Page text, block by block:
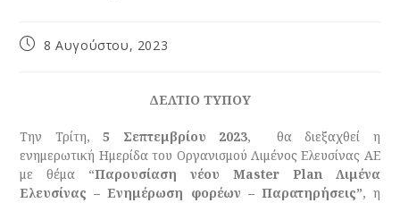
8 Αυγούστου, 2023
ΔΕΛΤΙΟ ΤΥΠΟΥ
Την Τρίτη, 5 Σεπτεμβρίου 2023, θα διεξαχθεί η
ενημερωτική Ημερίδα του Οργανισμού Λιμένος Ελευσίνας ΑΕ
με θέμα “Παρουσίαση νέου Master Plan Λιμένα
Ελευσίνας – Ενημέρωση φορέων – Παρατηρήσεις”, η